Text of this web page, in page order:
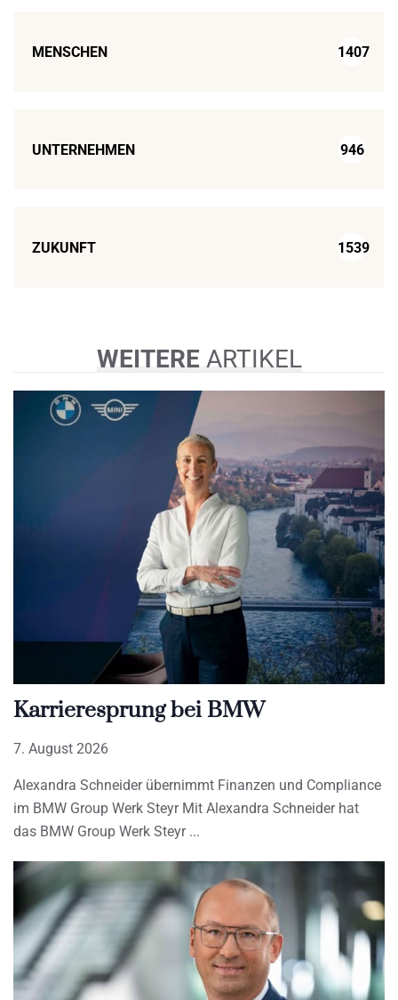
MENSCHEN 1407
UNTERNEHMEN 946
ZUKUNFT 1539
WEITEREARTIKEL
Karrieresprung bei BMW
7. August 2026
Alexandra Schneider übernimmt Finanzen und Compliance
im BMW Group Werk Steyr Mit Alexandra Schneider hat
das BMW Group Werk Steyr